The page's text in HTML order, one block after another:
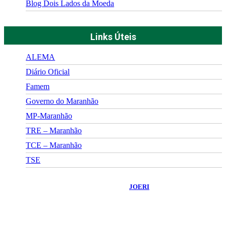
Blog Dois Lados da Moeda
Links Úteis
ALEMA
Diário Oficial
Famem
Governo do Maranhão
MP-Maranhão
TRE – Maranhão
TCE – Maranhão
TSE
JOERI